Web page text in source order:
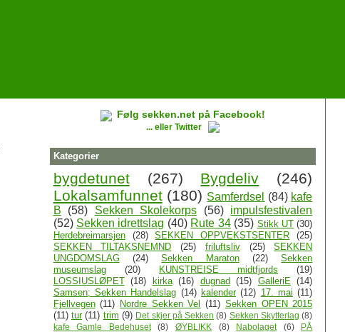
Følg sekken.net på Facebook!
... eller Twitter
Kategorier
bygdetunet (267) Bygdeliv
(246)
Lokalsamfunnet (180) Samferdsel (84) kafe
B
(58) Sekken Skolekorps (56)
impulsfestivalen
(52) Sekken idrettslag (40) Rute 34 (35) Stikk UT (30)
Herdebreimarsjen
(28) SEKKEN OPPVEKSTSENTER
(25)
SEKKEN TILTAKSNEMND
(25) friluftsliv (25)
SEKKEN
UNGDOMSLAG
(24) Sekken Maraton (22)
Sekken
museumslag
(20) KUNSTREISE midtfjords
(19)
LOSSIUSLØPET (18) kirka (16) dugnad (15) GalleriE
(14)
Samsen; Sekken Handelslag (14) kalender (12) 17. mai (11)
Fjellvegen (11) Nordre Sekken Vel (11) Sekken OPEN 2015
(11) tur (11) trim (9) Det skjer på Sekken (8) Sekken Skytterlag (8)
kafe Gamle Bedehuset
(8) ØYBLIKK (8) Nabolaget (6)
PÅ